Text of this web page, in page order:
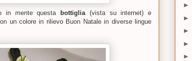
in mente questa bottiglia (vista su internet) e
un colore in rilievo Buon Natale in diverse lingue
►
►
►
►
►